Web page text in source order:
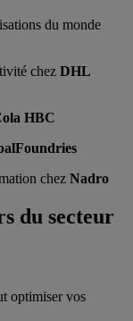
du monde
chez DHL
HBC
chez Nadro
du secteur
optimiser vos